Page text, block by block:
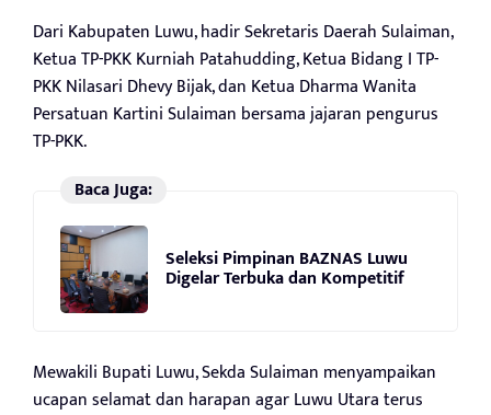
Dari Kabupaten Luwu, hadir Sekretaris Daerah Sulaiman,
Ketua TP-PKK Kurniah Patahudding, Ketua Bidang I TP-
PKK Nilasari Dhevy Bijak, dan Ketua Dharma Wanita
Persatuan Kartini Sulaiman bersama jajaran pengurus
TP-PKK.
Baca Juga:
Seleksi Pimpinan BAZNAS Luwu
Digelar Terbuka dan Kompetitif
Mewakili Bupati Luwu, Sekda Sulaiman menyampaikan
ucapan selamat dan harapan agar Luwu Utara terus